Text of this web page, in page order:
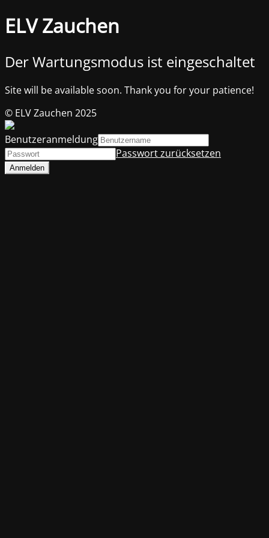
ELV Zauchen
Der Wartungsmodus ist eingeschaltet
Site will be available soon. Thank you for your patience!
© ELV Zauchen 2025
Benutzeranmeldung
Passwort zurücksetzen